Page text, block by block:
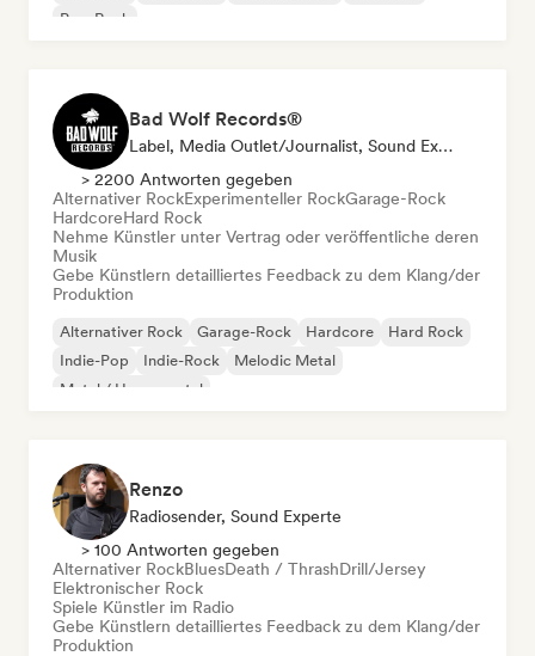
Pop-Rock
Bad Wolf Records®
Label, Media Outlet/Journalist, Sound Experte
> 2200 Antworten gegeben
Alternativer RockExperimenteller RockGarage-Rock
HardcoreHard Rock
Nehme Künstler unter Vertrag oder veröffentliche deren
Musik
Gebe Künstlern detailliertes Feedback zu dem Klang/der
Produktion
Alternativer Rock Garage-Rock Hardcore
Hard Rock
Indie-Pop
Indie-Rock
Melodic Metal
Metal / Heavy metal
Renzo
Radiosender, Sound Experte
> 100 Antworten gegeben
Alternativer RockBluesDeath / ThrashDrill/Jersey
Elektronischer Rock
Spiele Künstler im Radio
Gebe Künstlern detailliertes Feedback zu dem Klang/der
Produktion